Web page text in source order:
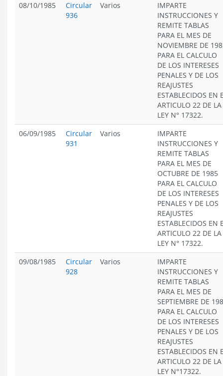
08/10/1985
Circular
936
Varios
IMPARTE
INSTRUCCIONES Y
REMITE TABLAS
PARA EL MES DE
NOVIEMBRE DE
PARA EL CALCULO
DE LOS INTERESES
PENALES Y DE LOS
REAJUSTES
ESTABLECIDOS EN
ARTICULO 22 DE LA
LEY N° 17322.
06/09/1985
Circular
931
Varios
IMPARTE
INSTRUCCIONES Y
REMITE TABLAS
PARA EL MES DE
OCTUBRE DE 1985
PARA EL CALCULO
DE LOS INTERESES
PENALES Y DE LOS
REAJUSTES
ESTABLECIDOS EN
ARTICULO 22 DE LA
LEY N° 17322.
09/08/1985
Circular
928
Varios
IMPARTE
INSTRUCCIONES Y
REMITE TABLAS
PARA EL MES DE
SEPTIEMBRE DE
PARA EL CALCULO
DE LOS INTERESES
PENALES Y DE LOS
REAJUSTES
ESTABLECIDOS EN
ARTICULO 22 DE LA
LEY N°17322.